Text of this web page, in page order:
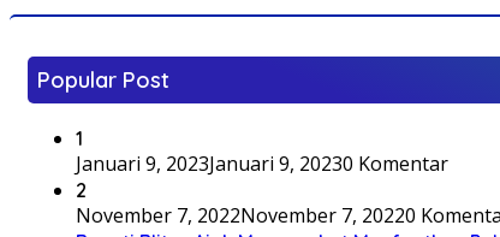
Popular Post
1
Januari 9, 2023Januari 9, 20230 Komentar
2
November 7, 2022November 7, 20220